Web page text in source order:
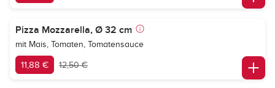
Pizza Mozzarella, Ø 32 cm
mit Mais, Tomaten, Tomatensauce
11,88 € 12,50 €